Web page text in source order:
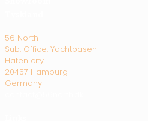
56 North
Sub. Office: Yachtbasen
Hafen city
20457 Hamburg
Germany